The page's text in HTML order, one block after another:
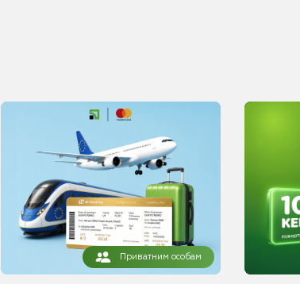
Приватним особам